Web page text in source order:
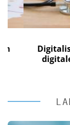
digitaler